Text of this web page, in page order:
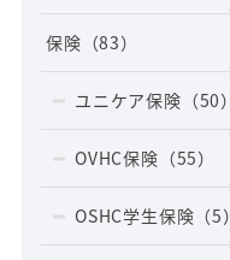
保険 （83）
ユニケア保険 （50）
OVHC保険 （55）
OSHC学生保険 （5）